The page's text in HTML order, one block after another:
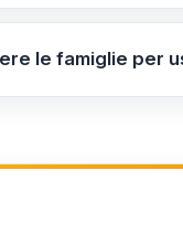
che
le famiglie per
consultando